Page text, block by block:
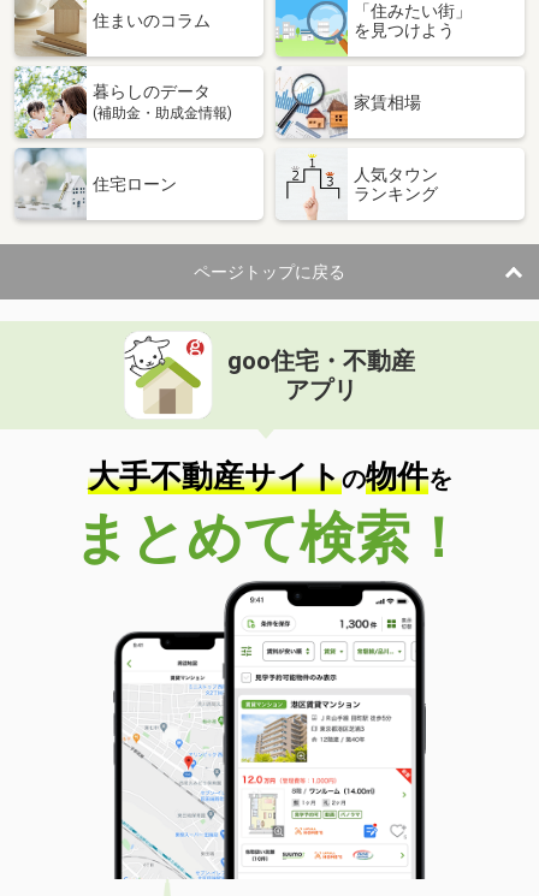
住まいのコラム
「住みたい街」
を見つけよう
暮らしのデータ
(補助金・助成金情報)
家賃相場
住宅ローン
人気タウン
ランキング
ページトップに戻る
goo住宅・不動産
アプリ
大手不動産サイトの物件を
まとめて検索！